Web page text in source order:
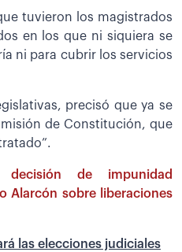
tuvieron los magistrados
en los que ni siquiera se
ni para cubrir los servicios
precisó que ya se
de Constitución, que
de impunidad
Alarcón sobre liberaciones
las elecciones judiciales